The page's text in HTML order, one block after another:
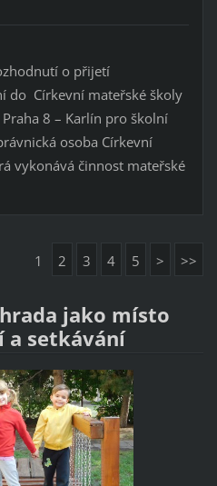
o přijetí
do Církevní mateřské školy
8 – Karlín pro školní
osoba Církevní
vykonává činnost mateřské
1 2 3 4 5 > >>
jako místo
a setkávání